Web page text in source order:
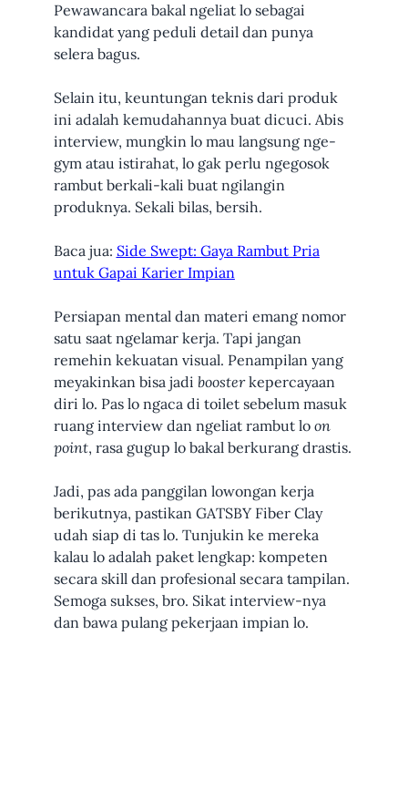
Pewawancara bakal ngeliat lo sebagai
kandidat yang peduli detail dan punya
selera bagus.
Selain itu, keuntungan teknis dari produk
ini adalah kemudahannya buat dicuci. Abis
interview, mungkin lo mau langsung nge-
gym atau istirahat, lo gak perlu ngegosok
rambut berkali-kali buat ngilangin
produknya. Sekali bilas, bersih.
Baca jua: Side Swept: Gaya Rambut Pria
untuk Gapai Karier Impian
Persiapan mental dan materi emang nomor
satu saat ngelamar kerja. Tapi jangan
remehin kekuatan visual. Penampilan yang
meyakinkan bisa jadi boosterkepercayaan
diri lo. Pas lo ngaca di toilet sebelum masuk
ruang interview dan ngeliat rambut lo on
point, rasa gugup lo bakal berkurang drastis.
Jadi, pas ada panggilan lowongan kerja
berikutnya, pastikan GATSBY Fiber Clay
udah siap di tas lo. Tunjukin ke mereka
kalau lo adalah paket lengkap: kompeten
secara skill dan profesional secara tampilan.
Semoga sukses, bro. Sikat interview-nya
dan bawa pulang pekerjaan impian lo.